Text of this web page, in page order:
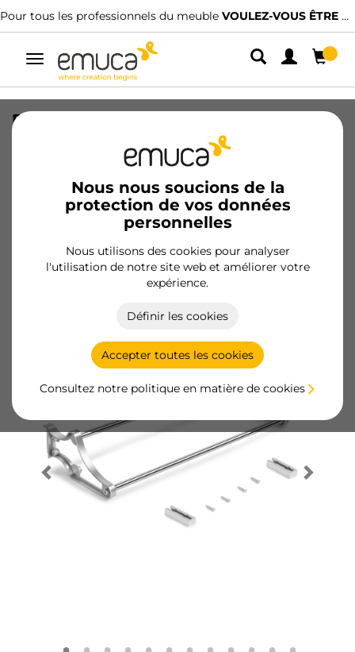
Pour tous les professionnels du meuble VOULEZ-VOUS ÊTRE CLIENT ?
Alterner
navigation
Nous nous soucions de la
protection de vos données
personnelles
Nous utilisons des cookies pour analyser
l'utilisation de notre site web et améliorer votre
expérience.
Définir les cookies
Accepter toutes les cookies
Consultez notre politique en matière de cookies
Range-chaussures Self pour intérieur
d'armoire, Peint en aluminium, Acier et
6211225/EAN 8432393000770
Fiche produit